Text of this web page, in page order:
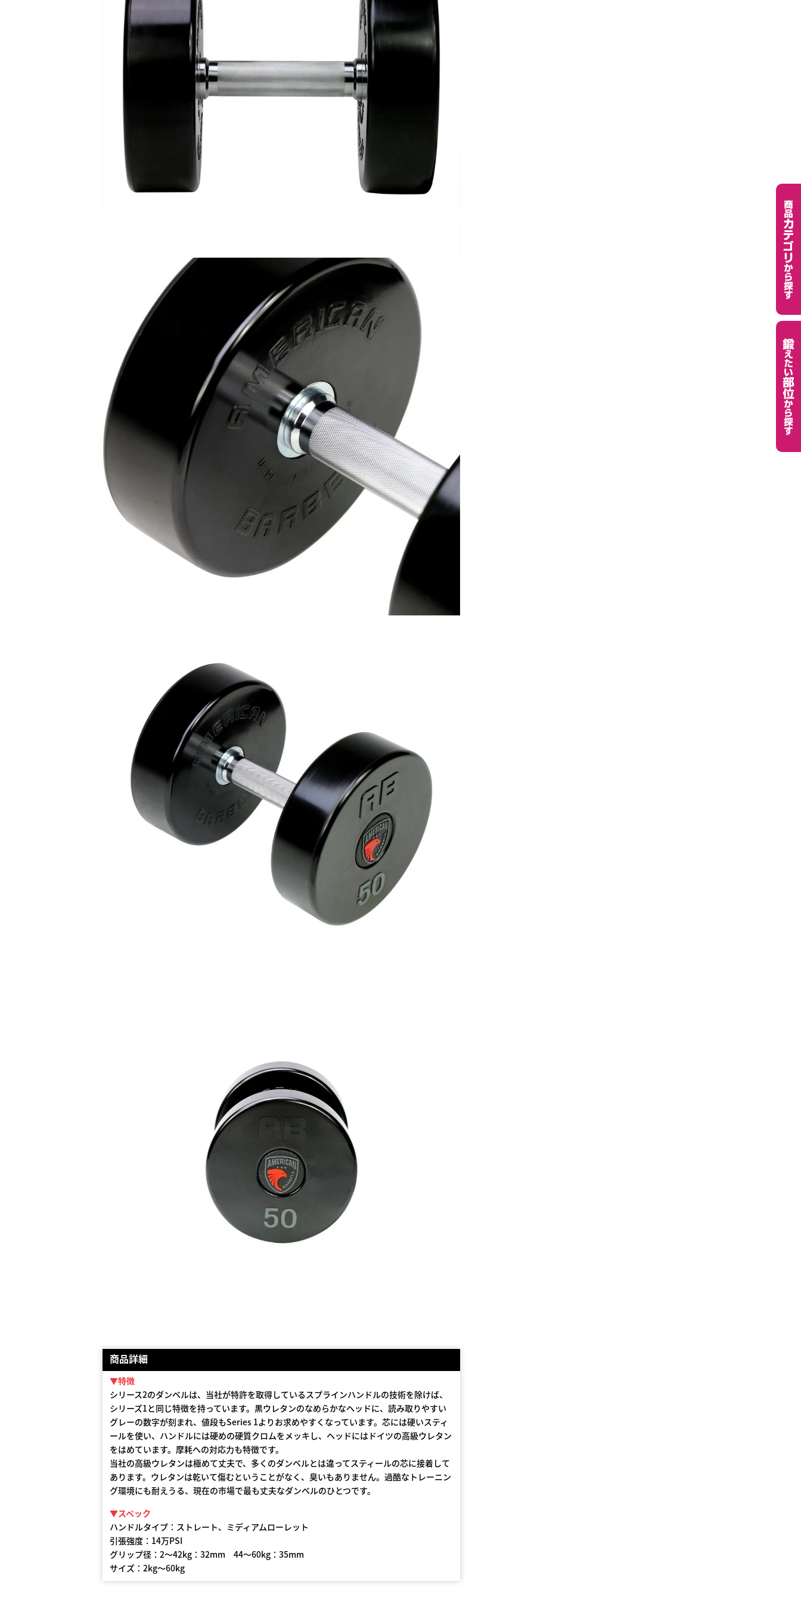
商品詳細
▼特徴
シリース2のダンベルは、当社が特許を取得しているスプラインハンドルの技術を除けば、
シリーズ1と同じ特徴を持っています。黒ウレタンのなめらかなヘッドに、読み取りやすい
グレーの数字が刻まれ、値段もSeries 1よりお求めやすくなっています。芯には硬いスティ
ールを使い、ハンドルには硬めの硬質クロムをメッキし、ヘッドにはドイツの高級ウレタン
をはめています。摩耗への対応力も特徴です。
当社の高級ウレタンは極めて丈夫で、多くのダンベルとは違ってスティールの芯に接着して
あります。ウレタンは乾いて傷むということがなく、臭いもありません。過酷なトレーニン
グ環境にも耐えうる、現在の市場で最も丈夫なダンベルのひとつです。
▼スペック
ハンドルタイプ：ストレート、ミディアムローレット
引張強度：14万PSI
グリップ径：2〜42kg：32mm 44〜60kg：35mm
サイズ：2kg〜60kg